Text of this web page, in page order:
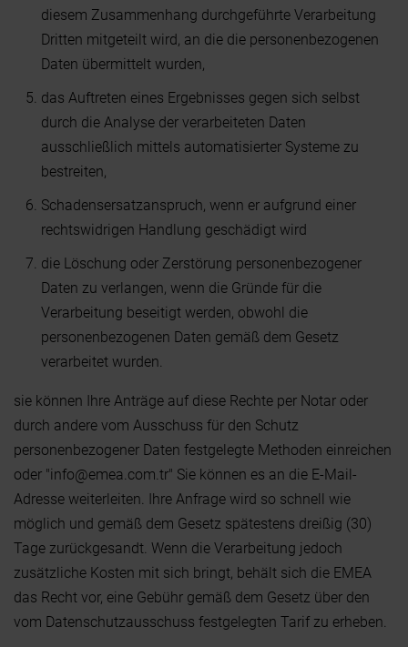
diesem Zusammenhang durchgeführte Verarbeitung
Dritten mitgeteilt wird, an die die personenbezogenen
Daten übermittelt wurden,
das Auftreten eines Ergebnisses gegen sich selbst
durch die Analyse der verarbeiteten Daten
ausschließlich mittels automatisierter Systeme zu
bestreiten,
Schadensersatzanspruch, wenn er aufgrund einer
rechtswidrigen Handlung geschädigt wird
die Löschung oder Zerstörung personenbezogener
Daten zu verlangen, wenn die Gründe für die
Verarbeitung beseitigt werden, obwohl die
personenbezogenen Daten gemäß dem Gesetz
verarbeitet wurden.
sie können Ihre Anträge auf diese Rechte per Notar oder
durch andere vom Ausschuss für den Schutz
personenbezogener Daten festgelegte Methoden einreichen
oder "info@emea.com.tr" Sie können es an die E-Mail-
Adresse weiterleiten. Ihre Anfrage wird so schnell wie
möglich und gemäß dem Gesetz spätestens dreißig (30)
Tage zurückgesandt. Wenn die Verarbeitung jedoch
zusätzliche Kosten mit sich bringt, behält sich die EMEA
das Recht vor, eine Gebühr gemäß dem Gesetz über den
vom Datenschutzausschuss festgelegten Tarif zu erheben.